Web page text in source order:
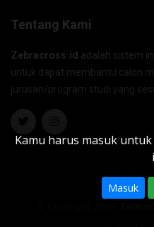
Kamu harus masuk
Masuk
Tentang Kami
Zebracross.id adalah sistem
untuk dapat membantu calon
jurusan/program studi yang